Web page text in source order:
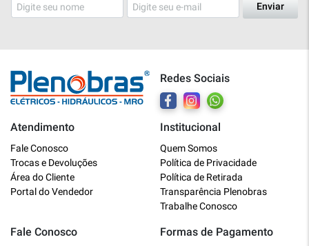
Enviar
Redes Sociais
Atendimento
Fale Conosco
Trocas e Devoluções
Área do Cliente
Portal do Vendedor
Institucional
Quem Somos
Política de Privacidade
Política de Retirada
Transparência Plenobras
Trabalhe Conosco
Fale Conosco Formas de Pagamento
Online
Bem vindo a Plenobras! Aqui você
encontra toda a linha de materiais